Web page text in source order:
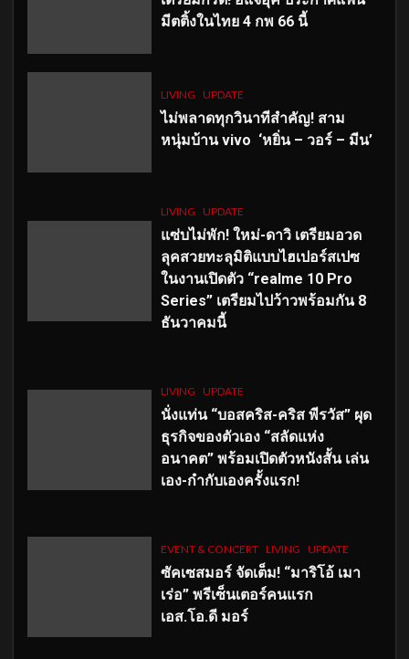
มีตติ้งในไทย 4 กพ 66 นี้
LIVING UPDATE
ไม่พลาดทุกวินาทีสำคัญ! สาม
หนุ่มบ้าน vivo ‘หยิ่น – วอร์ – มีน’
LIVING UPDATE
แซ่บไม่พัก! ใหม่-ดาวิ เตรียมอวด
ลุคสวยทะลุมิติแบบไฮเปอร์สเปซ
ในงานเปิดตัว “realme 10 Pro
Series” เตรียมไปว้าวพร้อมกัน 8
ธันวาคมนี้
LIVING UPDATE
นั่งแท่น “บอสคริส-คริส พีรวัส” ผุด
ธุรกิจของตัวเอง “สลัดแห่ง
อนาคต” พร้อมเปิดตัวหนังสั้น เล่น
เอง-กำกับเองครั้งแรก!
EVENT & CONCERT LIVING UPDATE
ซัคเซสมอร์ จัดเต็ม! “มาริโอ้ เมา
เร่อ” พรีเซ็นเตอร์คนแรก
เอส.โอ.ดี มอร์